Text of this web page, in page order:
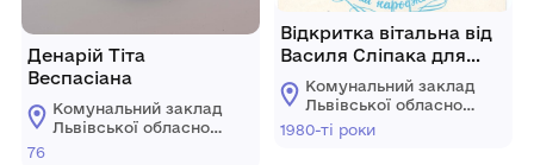
Денарій Тіта
Веспасіана
Комунальний заклад
Львівської обласної
76
Відкритка вітальна від
Василя Сліпака для
мами з нагоди дня
народження.
Комунальний заклад
Львівської обласної
ради "Львівський
історичний музей"
1980-ті роки